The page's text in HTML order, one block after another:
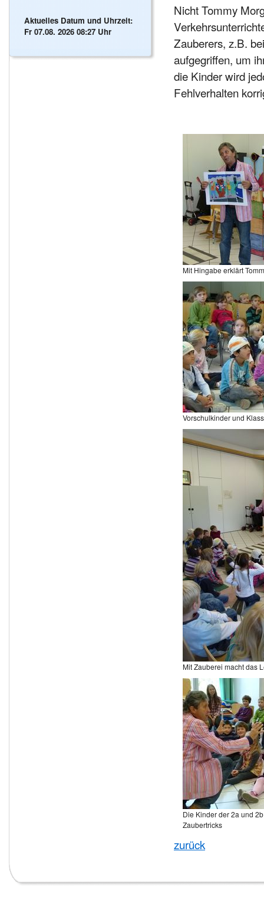
Aktuelles Datum und Uhrzeit:
Fr 07.08. 2026 08:27 Uhr
Nicht Tommy
Zauberers, z.B.
aufgegriffen, um
die Kinder wird
Fehlverhalten
Mit Hingabe erklärt
Vorschulkinder und
Mit Zauberei macht das
Die Kinder der 2a und
Zaubertricks
zurück